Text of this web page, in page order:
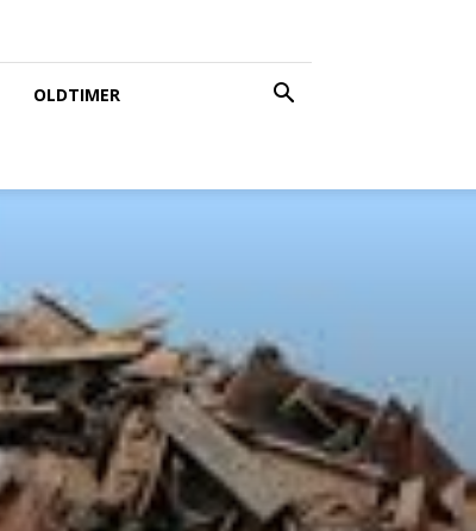
OLDTIMER